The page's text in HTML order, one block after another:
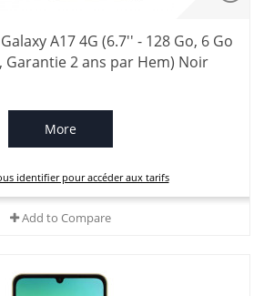
A17 4G (6.7'' - 128 Go, 6 Go
Garantie 2 ans par Hem) Noir
More
identifier pour accéder aux tarifs
Add to Compare